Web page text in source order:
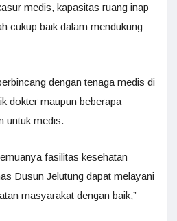
medis, kapasitas ruang inap
cukup baik dalam mendukung
dengan tenaga medis di
dokter maupun beberapa
untuk medis.
fasilitas kesehatan
Dusun Jelutung dapat melayani
masyarakat dengan baik,”